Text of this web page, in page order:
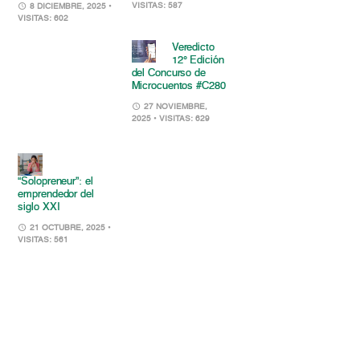
8 DICIEMBRE, 2025 •
VISITAS: 602
VISITAS: 587
Veredicto
12° Edición
del Concurso de
Microcuentos #C280
27 NOVIEMBRE,
2025 • VISITAS: 629
“Solopreneur”: el
emprendedor del
siglo XXI
21 OCTUBRE, 2025 •
VISITAS: 561